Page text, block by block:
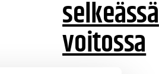
selkeässä
voitossa